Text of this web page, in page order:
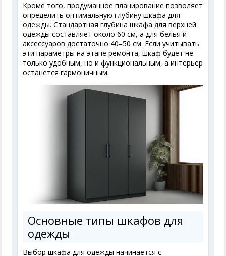
Кроме того, продуманное планирование позволяет
определить оптимальную глубину шкафа для
одежды. Стандартная глубина шкафа для верхней
одежды составляет около 60 см, а для белья и
аксессуаров достаточно 40–50 см. Если учитывать
эти параметры на этапе ремонта, шкаф будет не
только удобным, но и функциональным, а интерьер
останется гармоничным.
Основные типы шкафов для
одежды
Выбор шкафа для одежды начинается с